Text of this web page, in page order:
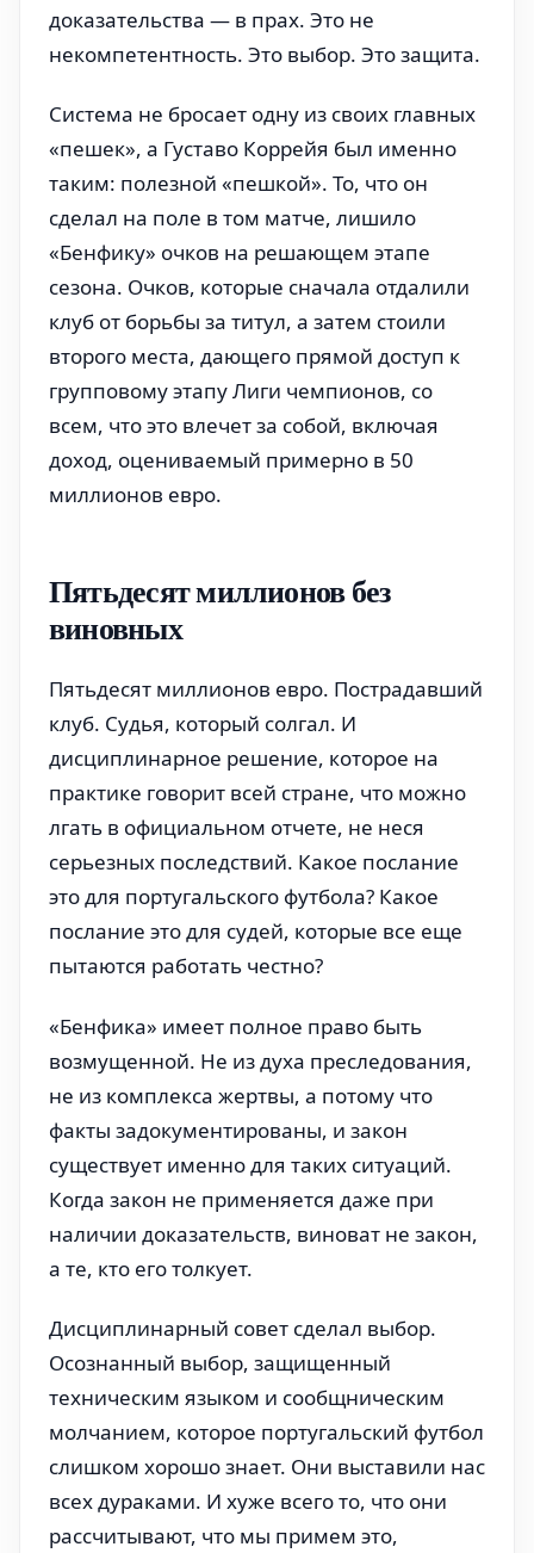
доказательства — в прах. Это не
некомпетентность. Это выбор. Это защита.
Система не бросает одну из своих главных
«пешек», а Густаво Коррейя был именно
таким: полезной «пешкой». То, что он
сделал на поле в том матче, лишило
«Бенфику» очков на решающем этапе
сезона. Очков, которые сначала отдалили
клуб от борьбы за титул, а затем стоили
второго места, дающего прямой доступ к
групповому этапу Лиги чемпионов, со
всем, что это влечет за собой, включая
доход, оцениваемый примерно в 50
миллионов евро.
Пятьдесят миллионов без
виновных
Пятьдесят миллионов евро. Пострадавший
клуб. Судья, который солгал. И
дисциплинарное решение, которое на
практике говорит всей стране, что можно
лгать в официальном отчете, не неся
серьезных последствий. Какое послание
это для португальского футбола? Какое
послание это для судей, которые все еще
пытаются работать честно?
«Бенфика» имеет полное право быть
возмущенной. Не из духа преследования,
не из комплекса жертвы, а потому что
факты задокументированы, и закон
существует именно для таких ситуаций.
Когда закон не применяется даже при
наличии доказательств, виноват не закон,
а те, кто его толкует.
Дисциплинарный совет сделал выбор.
Осознанный выбор, защищенный
техническим языком и сообщническим
молчанием, которое португальский футбол
слишком хорошо знает. Они выставили нас
всех дураками. И хуже всего то, что они
рассчитывают, что мы примем это,